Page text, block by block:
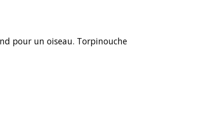
pour un oiseau. Torpinouche